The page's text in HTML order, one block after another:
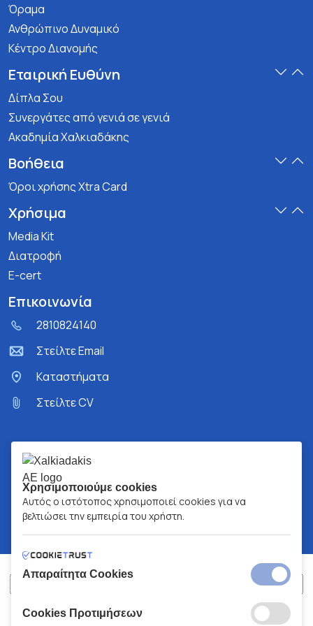
Όραμα
Ανθρώπινο Δυναμικό
Κέντρο Διανομής
Εταιρική Ευθύνη
Δίπλα Σου
Συνεργάτες από γενιά σε γενιά
Ακαδημία Χαλκιαδάκης
Βοήθεια
Όροι χρήσης Xtra Card
Χρήσιμα
Media Kit
Διατροφή
E-cert
Επικοινωνία
2810824140
Στείλτε Email
Kαταστήματα
Στείλτε CV
ΧΑΛΚΙΑΔΑΚΗΣ Α.Ε.
Χρησιμοποιούμε cookies
Αυτός ο ιστότοπος χρησιμοποιεί cookies για να
βελτιώσει την εμπειρία του χρήστη.
Απαραίτητα Cookies
Cookies Προτιμήσεων